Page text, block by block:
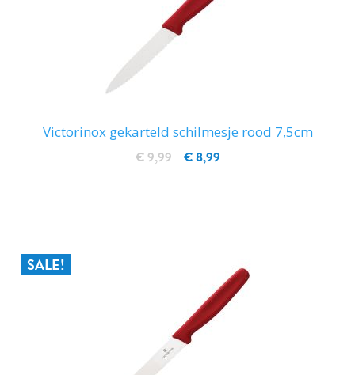
Victorinox gekarteld schilmesje rood 7,5cm
€ 8,99
€ 9,99
SALE!